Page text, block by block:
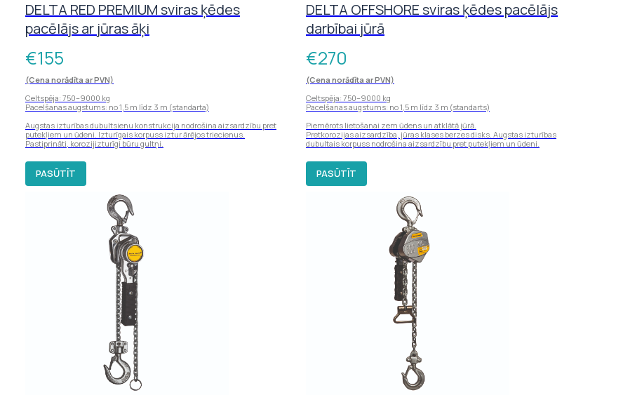
DELTA RED PREMIUM sviras ķēdes
pacēlājs ar jūras āķi
€155
(Cena norādīta ar PVN)
Celtspēja: 750–9000 kg
Pacelšanas augstums: no 1,5 m līdz 3 m (standarta)
Augstas izturības dubultsienu konstrukcija nodrošina aizsardzību pret
putekļiem un ūdeni. Izturīgais korpuss iztur ārējos triecienus.
Pastiprināti, korozijizturīgi būru gultņi.
PASŪTĪT
DELTA OFFSHORE sviras ķēdes pacēlājs
darbībai jūrā
€270
(Cena norādīta ar PVN)
Celtspēja: 750–9000 kg
Pacelšanas augstums: no 1,5 m līdz 3 m (standarts)
Piemērots lietošanai zem ūdens un atklātā jūrā.
Pretkorozijas aizsardzība, jūras klases berzes disks. Augstas izturības
dubultais korpuss nodrošina aizsardzību pret putekļiem un ūdeni.
PASŪTĪT